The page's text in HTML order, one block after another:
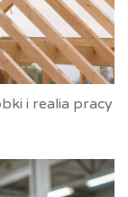
i realia pracy